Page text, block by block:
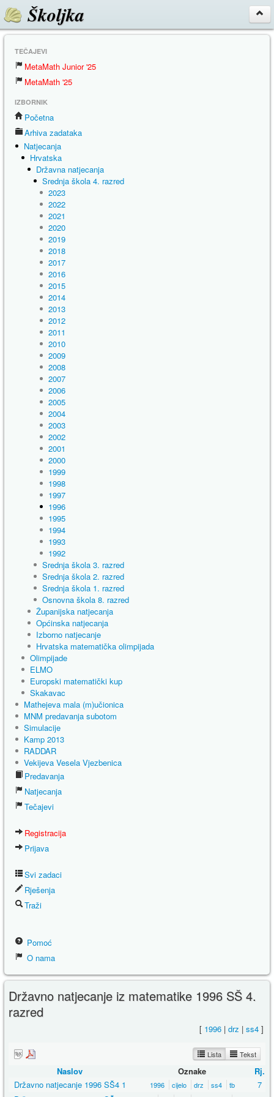
Školjka
TEČAJEVI
MetaMath Junior '25
MetaMath '25
IZBORNIK
Početna
Arhiva zadataka
Natjecanja
Hrvatska
Državna natjecanja
Srednja škola 4. razred
2023
2022
2021
2020
2019
2018
2017
2016
2015
2014
2013
2012
2011
2010
2009
2008
2007
2006
2005
2004
2003
2002
2001
2000
1999
1998
1997
1996
1995
1994
1993
1992
Srednja škola 3. razred
Srednja škola 2. razred
Srednja škola 1. razred
Osnovna škola 8. razred
Županijska natjecanja
Općinska natjecanja
Izborno natjecanje
Hrvatska matematička olimpijada
Olimpijade
ELMO
Europski matematički kup
Skakavac
Mathejeva mala (m)učionica
MNM predavanja subotom
Simulacije
Kamp 2013
RADDAR
Vekijeva Vesela Vjezbenica
Predavanja
Natjecanja
Tečajevi
Registracija
Prijava
Svi zadaci
Rješenja
Traži
Pomoć
O nama
Državno natjecanje iz matematike 1996 SŠ 4.
razred
[ 1996 | drz | ss4 ]
Lista Tekst
Naslov Oznake
Rj.
Državno natjecanje 1996 SŠ4 1
1996 cijelo drz ss4 tb
7